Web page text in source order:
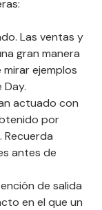
Las ventas y
gran manera
ejemplos
Day.
actuado con
por
antes de
de salida
en el que un